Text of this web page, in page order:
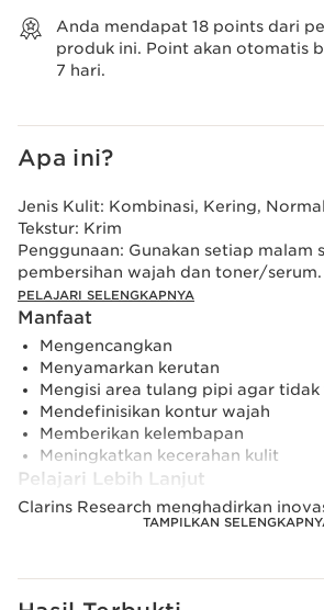
Anda mendapat 18 points dari
produk ini. Point akan otomatis
7 hari.
Apa ini?
TAMPILKAN
Jenis Kulit: Kombinasi, Kering,
Tekstur: Krim
Penggunaan: Gunakan setiap malam
pembersihan wajah dan toner/serum.
PELAJARI SELENGKAPNYA
Manfaat
Mengencangkan
Menyamarkan kerutan
Mengisi area tulang pipi agar
Mendefinisikan kontur wajah
Memberikan kelembapan
Meningkatkan kecerahan kulit
Pelajari Lebih Lanjut
Clarins Research menghadirkan
wajah dengan formulasi bahan aktif